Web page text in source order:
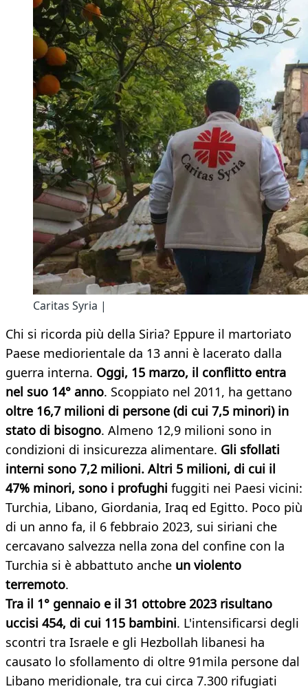
Caritas Syria |
Chi si ricorda più della Siria? Eppure il martoriato
Paese mediorientale da 13 anni è lacerato dalla
guerra interna. Oggi, 15 marzo, il conflitto entra
nel suo 14° anno. Scoppiato nel 2011, ha gettano
oltre 16,7 milioni di persone (di cui 7,5 minori) in
stato di bisogno. Almeno 12,9 milioni sono in
condizioni di insicurezza alimentare. Gli sfollati
interni sono 7,2 milioni. Altri 5 milioni, di cui il
47% minori, sono i profughi fuggiti nei Paesi vicini:
Turchia, Libano, Giordania, Iraq ed Egitto. Poco più
di un anno fa, il 6 febbraio 2023, sui siriani che
cercavano salvezza nella zona del confine con la
Turchia si è abbattuto anche un violento
terremoto.
Tra il 1° gennaio e il 31 ottobre 2023 risultano
uccisi 454, di cui 115 bambini. L'intensificarsi degli
scontri tra Israele e gli Hezbollah libanesi ha
causato lo sfollamento di oltre 91mila persone dal
Libano meridionale, tra cui circa 7.300 rifugiati